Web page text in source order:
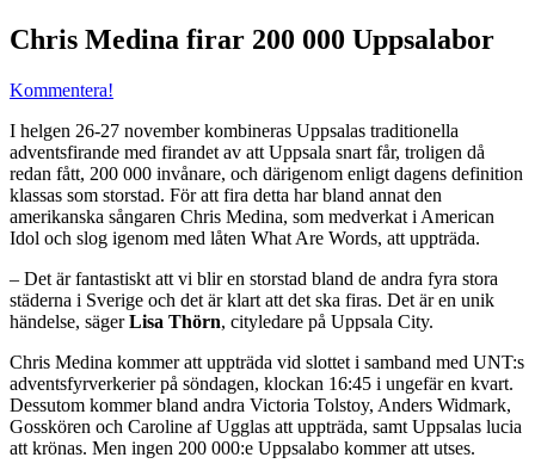
Chris Medina firar 200 000 Uppsalabor
Kommentera!
I helgen 26-27 november kombineras Uppsalas traditionella
adventsfirande med firandet av att Uppsala snart får, troligen då
redan fått, 200 000 invånare, och därigenom enligt dagens definition
klassas som storstad. För att fira detta har bland annat den
amerikanska sångaren Chris Medina, som medverkat i American
Idol och slog igenom med låten What Are Words, att uppträda.
– Det är fantastiskt att vi blir en storstad bland de andra fyra stora
städerna i Sverige och det är klart att det ska firas. Det är en unik
händelse, sägerLisa Thörn, cityledare på Uppsala City.
Chris Medina kommer att uppträda vid slottet i samband med UNT:s
adventsfyrverkerier på söndagen, klockan 16:45 i ungefär en kvart.
Dessutom kommer bland andra Victoria Tolstoy, Anders Widmark,
Gosskören och Caroline af Ugglas att uppträda, samt Uppsalas lucia
att krönas. Men ingen 200 000:e Uppsalabo kommer att utses.